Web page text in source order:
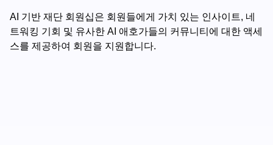
AI 기반 재단 회원십은 회원들에게 가치 있는 인사이트, 네
트워킹 기회 및 유사한 AI 애호가들의 커뮤니티에 대한 액세
스를 제공하여 회원을 지원합니다.